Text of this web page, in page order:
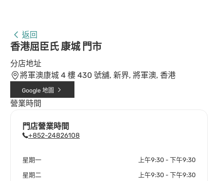
返回
香港屈臣氏 康城 門市
分店地址
將軍澳康城 4 樓 430 號舖, 新界, 將軍澳, 香港
Google 地圖
營業時間
門店營業時間
+852-24826108
星期一 上午9:30 - 下午9:30
星期二 上午9:30 - 下午9:30